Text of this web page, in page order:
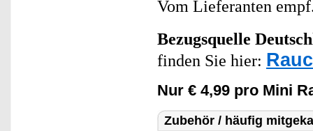
Vom Lieferanten
Bezugsquelle
finden Sie hier:
Nur € 4,99 pro Mini
Zubehör / häufig